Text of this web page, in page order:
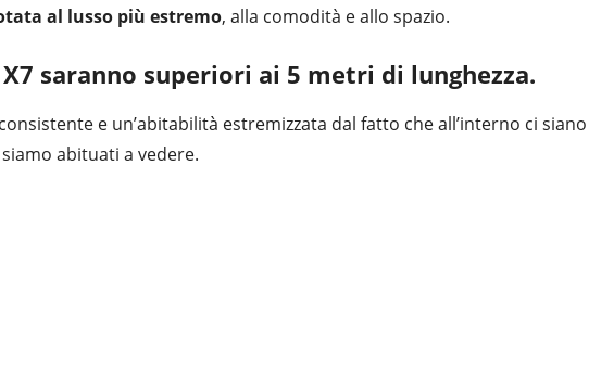
al lusso più estremo, alla comodità e allo spazio.
saranno superiori ai 5 metri di lunghezza.
e un’abitabilità estremizzata dal fatto che all’interno ci siano
abituati a vedere.